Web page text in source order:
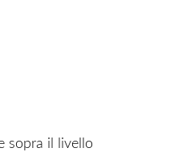
sopra il livello